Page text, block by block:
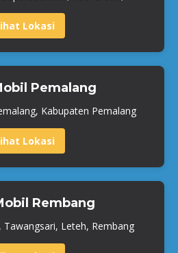
Lokasi
Pemalang
Kabupaten Pemalang
Lokasi
Rembang
Tawangsari, Leteh, Rembang